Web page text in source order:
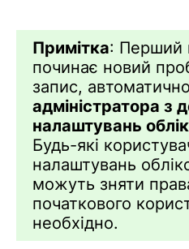
Примітка: Перший
починає новий
запис,
адміністратора з
налаштувань
Будь-які
налаштувань
можуть зняти
початкового
необхідно.